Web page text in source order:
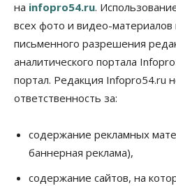
07 Августа 2026, 09:00
Бизнес
По «Сибэлектротерму»
листы на полмиллиарда
07 Августа 2026, 08:00
привлекать к разработке
России
06 Августа 2026, 19:00
на infopro54.ru.
всех фото и видео-
письменного разрешения
аналитического портала
портал. Редакция Infopro54.ru
ответственность за:
содержание рекламных
баннерная реклама),
содержание сайтов, на